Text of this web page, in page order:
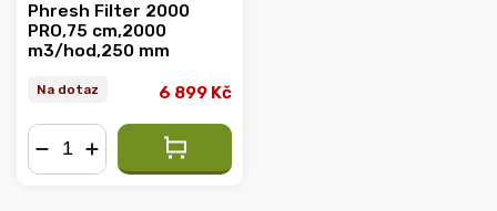
Phresh Filter 2000
PRO,75 cm,2000
m3/hod,250 mm
Na dotaz 6 899 Kč